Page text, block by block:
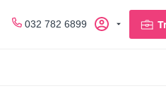
032 782 6899